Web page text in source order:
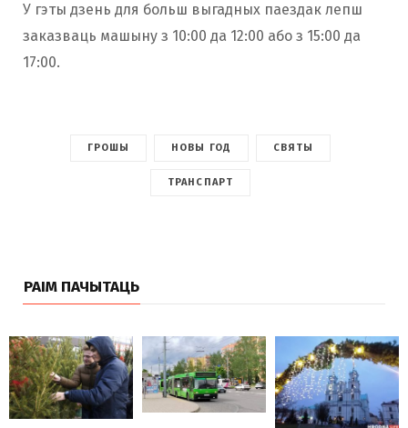
У гэты дзень для больш выгадных паездак лепш
заказваць машыну з 10:00 да 12:00 або з 15:00 да
17:00.
ГРОШЫ НОВЫ ГОД СВЯТЫ
ТРАНСПАРТ
РАІМ ПАЧЫТАЦЬ